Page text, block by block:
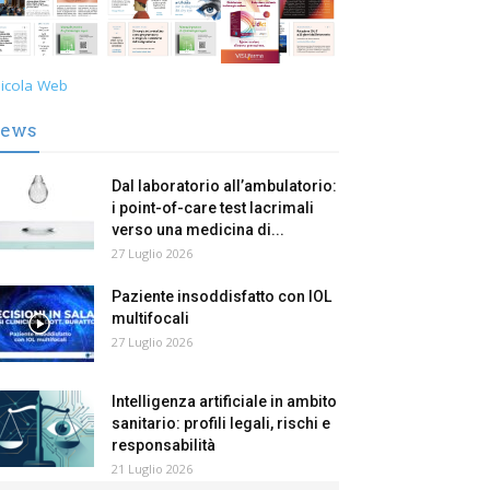
Web
Dal laboratorio all’ambulatorio:
i point-of-care test lacrimali
verso una medicina di...
27 Luglio 2026
Paziente insoddisfatto con IOL
multifocali
27 Luglio 2026
Intelligenza artificiale in ambito
sanitario: profili legali, rischi e
responsabilità
21 Luglio 2026